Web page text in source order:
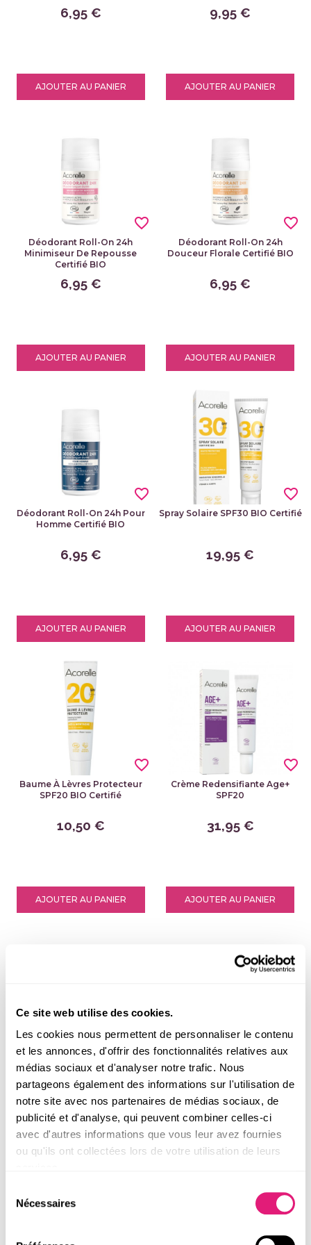
Ce site web utilise des cookies.
Les cookies nous permettent de personnaliser le contenu
et les annonces, d'offrir des fonctionnalités relatives aux
médias sociaux et d'analyser notre trafic. Nous
partageons également des informations sur l'utilisation de
notre site avec nos partenaires de médias sociaux, de
publicité et d'analyse, qui peuvent combiner celles-ci
avec d'autres informations que vous leur avez fournies
ou qu'ils ont collectées lors de votre utilisation de leurs
Nécessaires
6,95 €
AJOUTER AU PANIER
9,95 €
AJOUTER AU PANIER
Déodorant Roll-On 24h
Minimiseur De Repousse
Certifié BIO
6,95 €
AJOUTER AU PANIER
favorite_border
Déodorant Roll-On 24h
Douceur Florale Certifié BIO
6,95 €
AJOUTER AU PANIER
favorite_border
Déodorant Roll-On 24h Pour
Homme Certifié BIO
6,95 €
AJOUTER AU PANIER
favorite_border
Spray Solaire SPF30 BIO Certifié
19,95 €
AJOUTER AU PANIER
favorite_border
Baume À Lèvres Protecteur
SPF20 BIO Certifié
10,50 €
AJOUTER AU PANIER
favorite_border
Crème Redensifiante Age+
SPF20
31,95 €
AJOUTER AU PANIER
favorite_border
Cire Royale™ En Billes 300g***
15,95 €
favorite_border
Kit Épilation Cire Royale™ En
Billes
9,95 €
favorite_border